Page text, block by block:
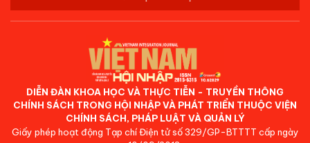
DIỄN ĐÀN KHOA HỌC VÀ THỰC TIỄN - TRUYỀN THÔNG
CHÍNH SÁCH TRONG HỘI NHẬP VÀ PHÁT TRIỂN THUỘC VIỆN
CHÍNH SÁCH, PHÁP LUẬT VÀ QUẢN LÝ
Giấy phép hoạt động Tạp chí Điện tử số 329/GP-BTTTT cấp ngày